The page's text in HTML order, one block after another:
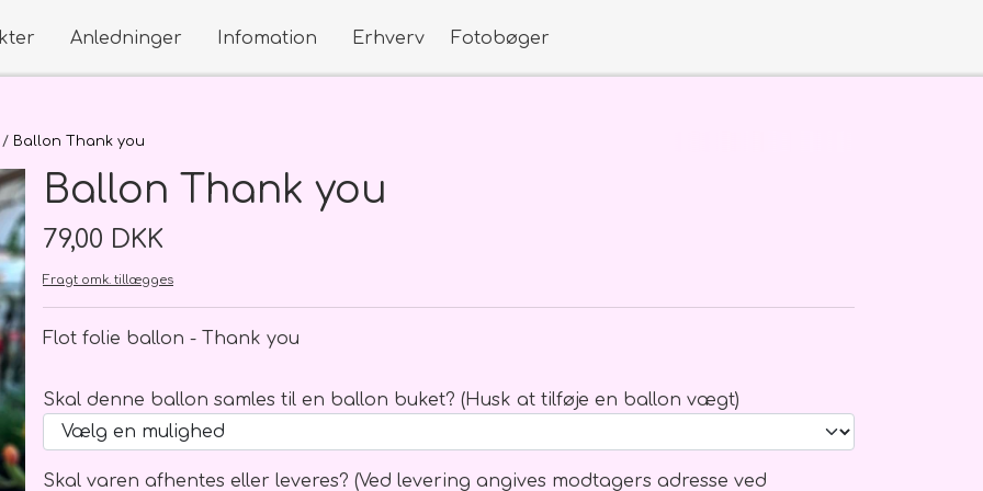
Små kort
Store kort
Til den lille ny - Mor og Barn, Dåb mm.
Begravelse Bryllup Flower boks
Anledninger Infomation
på webshoppen
Erhverv Fotobøger
Ballon Thank you
Ballon Thank you
79,00 DKK
Fragt omk. tillægges
Flot folie ballon - Thank you
Skal denne ballon samles til en ballon buket? (Husk at tilføje en ballon vægt)
Skal varen afhentes eller leveres? (Ved levering angives modtagers adresse ved